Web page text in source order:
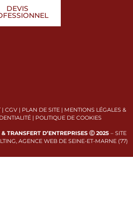
DEVIS
| CGV| PLAN DE SITE| MENTIONS LÉGALES &
| POLITIQUE DE COOKIES
TRANSFERT D’ENTREPRISES Ⓒ 2025– SITE
AGENCE WEB DE SEINE-ET-MARNE (77)